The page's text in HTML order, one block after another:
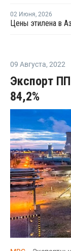
02 Июня, 2026
Цены этилена в
09 Августа, 2022
Экспорт
84,2%